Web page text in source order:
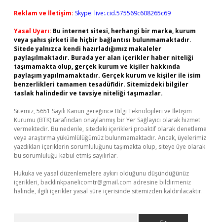
Reklam ve İletişim: Skype: live:.cid.575569c608265c69
Yasal Uyarı: Bu internet sitesi, herhangi bir marka, kurum
veya şahıs şirketi ile hiçbir bağlantısı bulunmamaktadır.
Sitede yalnızca kendi hazırladığımız makaleler
paylaşılmaktadır. Burada yer alan içerikler haber niteliği
taşımamakta olup, gerçek kurum ve kişiler hakkında
paylaşım yapılmamaktadır. Gerçek kurum ve kişiler ile isim
benzerlikleri tamamen tesadüfidir. Sitemizdeki bilgiler
taslak halindedir ve tavsiye niteliği taşımazlar.
Sitemiz, 5651 Sayılı Kanun gereğince Bilgi Teknolojileri ve İletişim
Kurumu (BTK) tarafından onaylanmış bir Yer Sağlayıcı olarak hizmet
vermektedir. Bu nedenle, sitedeki içerikleri proaktif olarak denetleme
veya araştırma yükümlülüğümüz bulunmamaktadır. Ancak, üyelerimiz
yazdıkları içeriklerin sorumluluğunu taşımakta olup, siteye üye olarak
bu sorumluluğu kabul etmiş sayılırlar.
Hukuka ve yasal düzenlemelere aykırı olduğunu düşündüğünüz
içerikleri, backlinkpanelicomtr@gmail.com adresine bildirmeniz
halinde, ilgili içerikler yasal süre içerisinde sitemizden kaldırılacaktır.